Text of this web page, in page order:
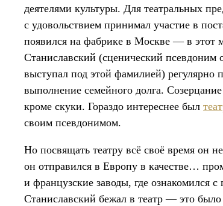
деятелями культуры. Для театральных
с удовольствием принимал участие в
появился на фабрике в Москве — в этот
Станиславский (сценический псевдоним
выступал под этой фамилией) регулярно
выполнение семейного долга.
кроме скуки. Гораздо интереснее был
своим псевдонимом.
Но посвящать театру всё своё время он
он отправился в Европу в качестве…
и французские заводы, где ознакомился
Станиславский бежал в театр — это было